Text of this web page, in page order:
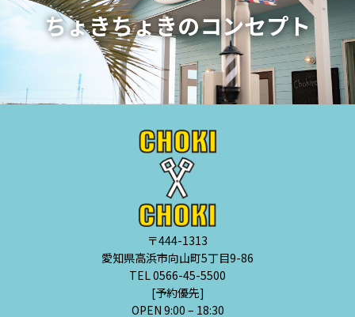
ちょきちょきのコンセプト
〒444-1313
愛知県高浜市向山町5丁目9-86
TEL 0566-45-5500
[予約優先]
OPEN 9:00 – 18:30